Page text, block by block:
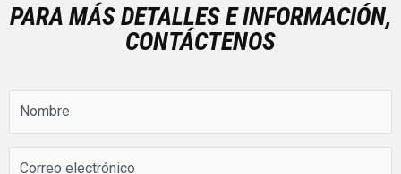
PARA MÁS DETALLES E INFORMACIÓN,
CONTÁCTENOS